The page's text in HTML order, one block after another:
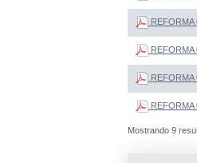
REFORMA
REFORMA
REFORMA
REFORMA
Mostrando 9